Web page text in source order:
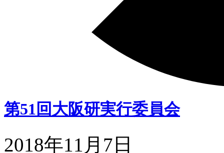
第51回大阪研実行委員会
2018年11月7日